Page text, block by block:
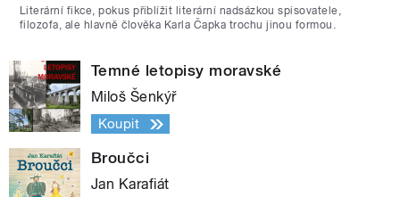
Literární fikce, pokus přiblížit literární nadsázkou spisovatele,
filozofa, ale hlavně člověka Karla Čapka trochu jinou formou.
Temné letopisy moravské
Miloš Šenkýř
Koupit
Broučci
Jan Karafiát